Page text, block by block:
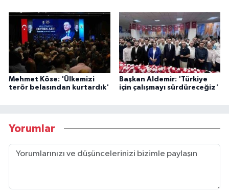
Mehmet Köse: 'Ülkemizi
terör belasından kurtardık'
Başkan Aldemir: 'Türkiye
için çalışmayı sürdüreceğiz'
Yorumlar